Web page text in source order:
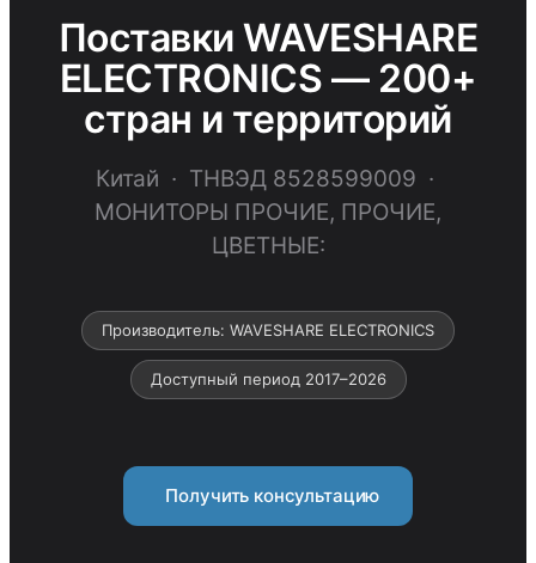
Поставки WAVESHARE
ELECTRONICS — 200+
стран и территорий
Китай · ТНВЭД 8528599009 ·
МОНИТОРЫ ПРОЧИЕ, ПРОЧИЕ,
ЦВЕТНЫЕ:
Производитель: WAVESHARE ELECTRONICS
Доступный период 2017–2026
Получить консультацию